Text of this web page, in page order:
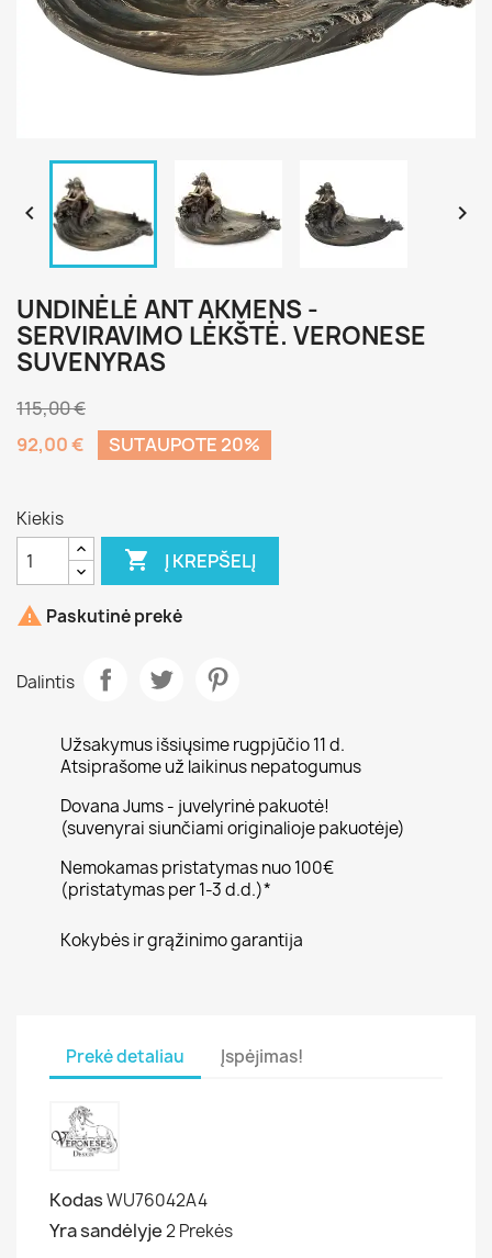
 
UNDINĖLĖ ANT AKMENS -
SERVIRAVIMO LĖKŠTĖ. VERONESE
SUVENYRAS
115,00 €
92,00 €
SUTAUPOTE 20%
Kiekis
 Į KREPŠELĮ
 Paskutinė prekė
Dalintis
Užsakymus išsiųsime rugpjūčio 11 d.
Atsiprašome už laikinus nepatogumus
Dovana Jums - juvelyrinė pakuotė!
(suvenyrai siunčiami originalioje pakuotėje)
Nemokamas pristatymas nuo 100€
(pristatymas per 1-3 d.d.)*
Kokybės ir grąžinimo garantija
Prekė detaliau Įspėjimas!
KodasWU76042A4
Yra sandėlyje2 Prekės